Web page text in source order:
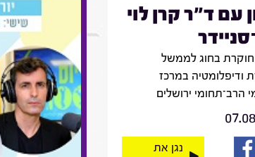
עם ד"ר קרן לוי
בחוג לממשל
ודיפלומטיה במרכז
הרב־תחומי ירושלים
נגן את